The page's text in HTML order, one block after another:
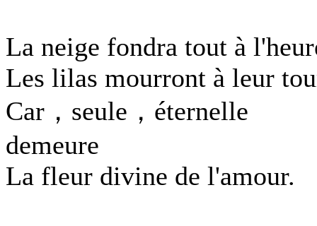
La neige fondra tout à
Les lilas mourront à leur
Car，seule，éternelle
demeure
La fleur divine de l'amour.